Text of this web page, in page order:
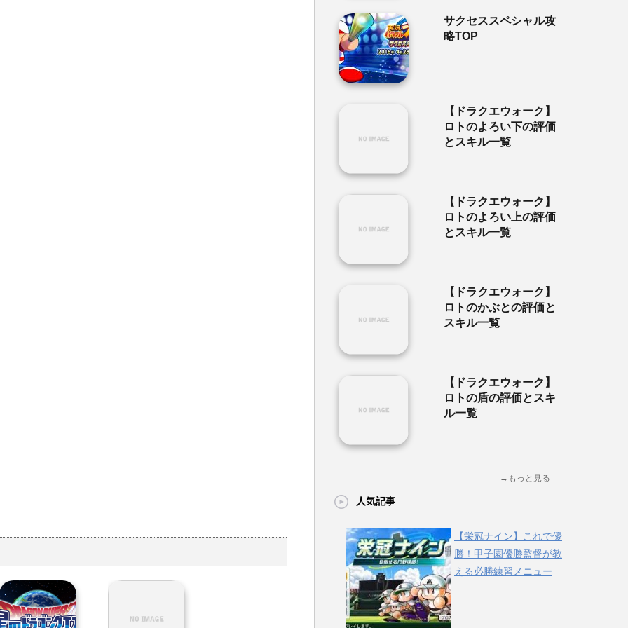
サクセススペシャル攻
略TOP
【ドラクエウォーク】
ロトのよろい下の評価
とスキル一覧
【ドラクエウォーク】
ロトのよろい上の評価
とスキル一覧
【ドラクエウォーク】
ロトのかぶとの評価と
スキル一覧
【ドラクエウォーク】
ロトの盾の評価とスキ
ル一覧
→もっと見る
人気記事
【栄冠ナイン】これで優
勝！甲子園優勝監督が教
える必勝練習メニュー